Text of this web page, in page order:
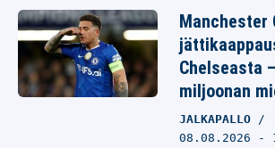
Manchester
Chelseasta
miljoonan
JALKAPALLO
08.08.2026 -